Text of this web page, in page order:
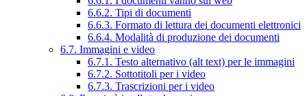
6.6.2. Tipi di documenti
6.6.3. Formato di lettura dei documenti elettronici
6.6.4. Modalità di produzione dei documenti
6.7. Immagini e video
6.7.1. Testo alternativo (alt text) per le immagini
6.7.2. Sottotitoli per i video
6.7.3. Trascrizioni per i video